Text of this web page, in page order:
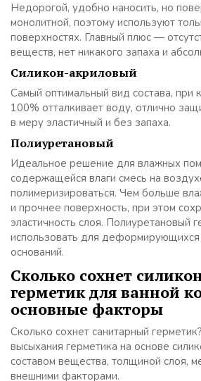
Недорогой, удобно наносить, но
монолитной, поэтому используют
поверхностях. Главный плюс —
веществ, нет никакого запаха и
Силикон-акриловый
Самый оптимальный вид состава, при
100% отталкивает воду, отлично
в меру эластичный и без запаха.
Полиуретановый
Идеальное решение для влажных
содержащейся влаги смесь на
полимеризироваться. Чем больше
и прочнее поверхность, при этом
эластичность слоя. Полиуретановый
использовать для
оснований.
Сколько сохнет
герметик для ванной
основные факторы
Сколько сохнет санитарный
высыхания герметика на основе
составом вещества, толщиной слоя,
внешними факторами.